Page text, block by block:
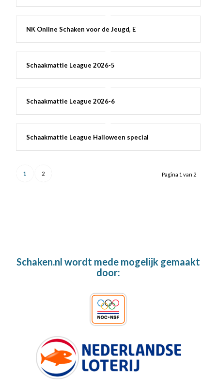
NK Online Schaken voor de Jeugd, E
Schaakmattie League 2026-5
Schaakmattie League 2026-6
Schaakmattie League Halloween special
Pagina 1 van 2
1 2
Schaken.nl wordt mede mogelijk gemaakt
door: